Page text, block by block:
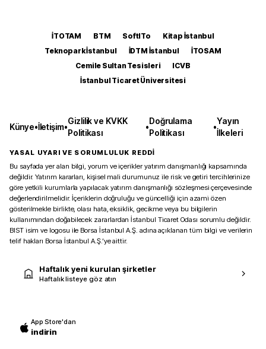
İTOTAM BTM SoftITo
Kitap İstanbul
Teknopark İstanbul
İDTM İstanbul
İTOSAM
Cemile Sultan Tesisleri
ICVB
İstanbul Ticaret Üniversitesi
Künye•İletişim•
Gizlilik ve KVKK
Politikası
•
Doğrulama
Politikası
•
Yayın
İlkeleri
YASAL UYARI VE SORUMLULUK REDDİ
Bu sayfada yer alan bilgi, yorum ve içerikler yatırım danışmanlığı kapsamında
değildir. Yatırım kararları, kişisel mali durumunuz ile risk ve getiri tercihlerinize
göre yetkili kurumlarla yapılacak yatırım danışmanlığı sözleşmesi çerçevesinde
değerlendirilmelidir. İçeriklerin doğruluğu ve güncelliği için azami özen
gösterilmekle birlikte, olası hata, eksiklik, gecikme veya bu bilgilerin
kullanımından doğabilecek zararlardan İstanbul Ticaret Odası sorumlu değildir.
BIST isim ve logosu ile Borsa İstanbul A.Ş. adına açıklanan tüm bilgi ve verilerin
telif hakları Borsa İstanbul A.Ş.’ye aittir.
Haftalık yeni kurulan şirketler
Haftalık listeye göz atın
App Store'dan
indirin